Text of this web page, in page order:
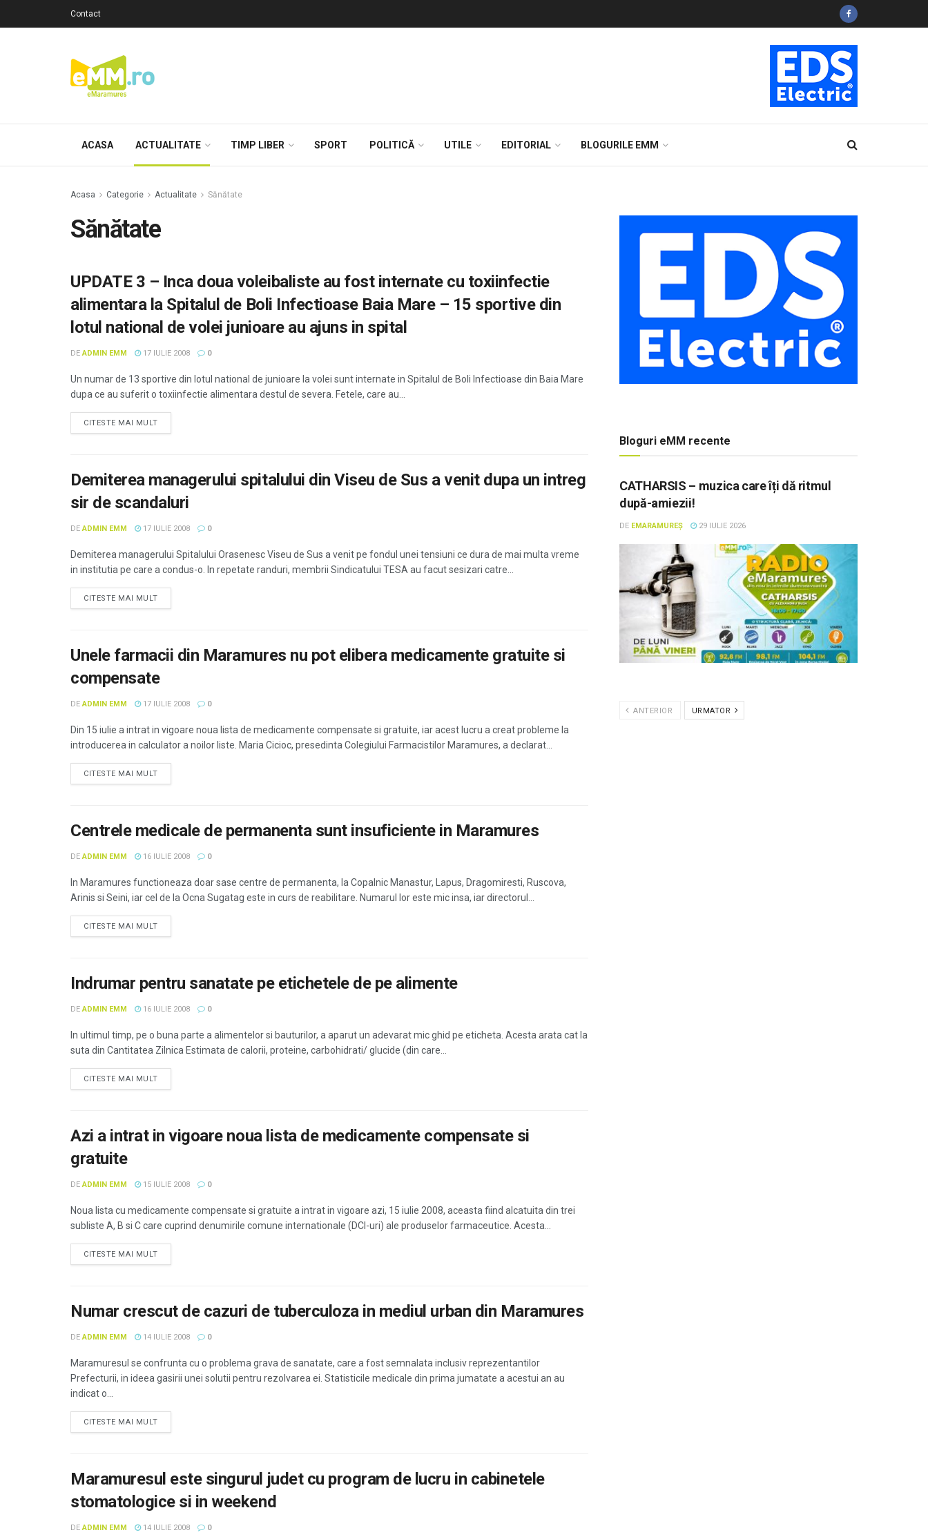
Contact
ACASA ACTUALITATE TIMP LIBER SPORT POLITICĂ UTILE EDITORIAL BLOGURILE EMM
Acasa Categorie Actualitate Sănătate
Sănătate
UPDATE 3 – Inca doua voleibaliste au fost internate cu toxiinfectie
alimentara la Spitalul de Boli Infectioase Baia Mare – 15 sportive din
lotul national de volei junioare au ajuns in spital
DE ADMIN EMM 17 IULIE 2008 0
Un numar de 13 sportive din lotul national de junioare la volei sunt internate in Spitalul de Boli Infectioase din Baia Mare
dupa ce au suferit o toxiinfectie alimentara destul de severa. Fetele, care au...
CITESTE MAI MULT
Demiterea managerului spitalului din Viseu de Sus a venit dupa un intreg
sir de scandaluri
DE ADMIN EMM 17 IULIE 2008 0
Demiterea managerului Spitalului Orasenesc Viseu de Sus a venit pe fondul unei tensiuni ce dura de mai multa vreme
in institutia pe care a condus-o. In repetate randuri, membrii Sindicatului TESA au facut sesizari catre...
CITESTE MAI MULT
Unele farmacii din Maramures nu pot elibera medicamente gratuite si
compensate
DE ADMIN EMM 17 IULIE 2008 0
Din 15 iulie a intrat in vigoare noua lista de medicamente compensate si gratuite, iar acest lucru a creat probleme la
introducerea in calculator a noilor liste. Maria Cicioc, presedinta Colegiului Farmacistilor Maramures, a declarat...
CITESTE MAI MULT
Centrele medicale de permanenta sunt insuficiente in Maramures
DE ADMIN EMM 16 IULIE 2008 0
In Maramures functioneaza doar sase centre de permanenta, la Copalnic Manastur, Lapus, Dragomiresti, Ruscova,
Arinis si Seini, iar cel de la Ocna Sugatag este in curs de reabilitare. Numarul lor este mic insa, iar directorul...
CITESTE MAI MULT
Indrumar pentru sanatate pe etichetele de pe alimente
DE ADMIN EMM 16 IULIE 2008 0
In ultimul timp, pe o buna parte a alimentelor si bauturilor, a aparut un adevarat mic ghid pe eticheta. Acesta arata cat la
suta din Cantitatea Zilnica Estimata de calorii, proteine, carbohidrati/ glucide (din care...
CITESTE MAI MULT
Azi a intrat in vigoare noua lista de medicamente compensate si
gratuite
DE ADMIN EMM 15 IULIE 2008 0
Noua lista cu medicamente compensate si gratuite a intrat in vigoare azi, 15 iulie 2008, aceasta fiind alcatuita din trei
subliste A, B si C care cuprind denumirile comune internationale (DCI-uri) ale produselor farmaceutice. Acesta...
CITESTE MAI MULT
Numar crescut de cazuri de tuberculoza in mediul urban din Maramures
DE ADMIN EMM 14 IULIE 2008 0
Maramuresul se confrunta cu o problema grava de sanatate, care a fost semnalata inclusiv reprezentantilor
Prefecturii, in ideea gasirii unei solutii pentru rezolvarea ei. Statisticile medicale din prima jumatate a acestui an au
indicat o...
CITESTE MAI MULT
Maramuresul este singurul judet cu program de lucru in cabinetele
stomatologice si in weekend
DE ADMIN EMM 14 IULIE 2008 0
Bloguri eMM recente
CATHARSIS – muzica care îți dă ritmul
după-amiezii!
DE EMARAMUREȘ 29 IULIE 2026
ANTERIOR URMATOR